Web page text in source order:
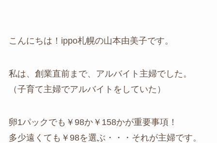
こんにちは！ippo札幌の山本由美子です。
私は、創業直前まで、アルバイト主婦でした。
（子育て主婦でアルバイトをしていた）
卵1パックでも￥98か￥158かが重要事項！
多少遠くても￥98を選ぶ・・・それが主婦です。